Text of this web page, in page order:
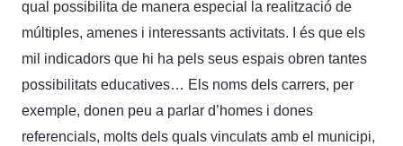
qual possibilita de manera especial la realització de
múltiples, amenes i interessants activitats. I és que els
mil indicadors que hi ha pels seus espais obren tantes
possibilitats educatives… Els noms dels carrers, per
exemple, donen peu a parlar d’homes i dones
referencials, molts dels quals vinculats amb el municipi,